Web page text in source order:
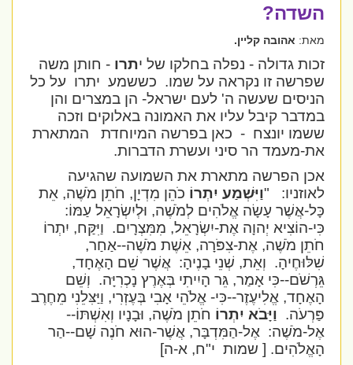
השדה?
מאת:אהובה קליין.
זכות גדולה - נפלה בחלקו של יתרו- חותן משה
שפרשה זו נקראה על שמו. כששמע יתרו על כל
הניסים שעשה ה' לעם ישראל- הן במצרים והן
במדבר קיבל עליו את האמונה באלוקים וזכה
ששמו יונצח - כאן בפרשה המיוחדת
המתארת
את-מעמד הר סיני ועשרת הדברות.
אכן הפרשה מתארת את השמועה שהגיעה
לאוזניו:
וַיִּשְׁמַע יִתְרוֹכֹהֵן מִדְיָן, חֹתֵן מֹשֶׁה, אֵת
כָּל-אֲשֶׁר עָשָׂה אֱלֹהִים לְמֹשֶׁה, וּלְיִשְׂרָאֵל עַמּוֹ:
כִּי-הוֹצִיא יְהוָה אֶת-יִשְׂרָאֵל, מִמִּצְרָיִם. וַיִּקַּח, יִתְרוֹ
חֹתֵן מֹשֶׁה, אֶת-צִפֹּרָה, אֵשֶׁת מֹשֶׁה--אַחַר,
שִׁלּוּחֶיהָ. וְאֵת, שְׁנֵי בָנֶיהָ: אֲשֶׁר שֵׁם הָאֶחָד,
גֵּרְשֹׁם--כִּי אָמַר, גֵּר הָיִיתִי בְּאֶרֶץ נָכְרִיָּה. וְשֵׁם
הָאֶחָד, אֱלִיעֶזֶר--כִּי- אֱלֹהֵי אָבִי בְּעֶזְרִי, וַיַּצִּלֵנִי מֵחֶרֶב
פַּרְעֹה.וַיָּבֹא יִתְרוֹחֹתֵן מֹשֶׁה, וּבָנָיו וְאִשְׁתּוֹ--
אֶל-מֹשֶׁה: אֶל-הַמִּדְבָּר, אֲשֶׁר-הוּא חֹנֶה שָׁם--הַר
הָאֱלֹהִים.[ שמות י"ח, א-ה]